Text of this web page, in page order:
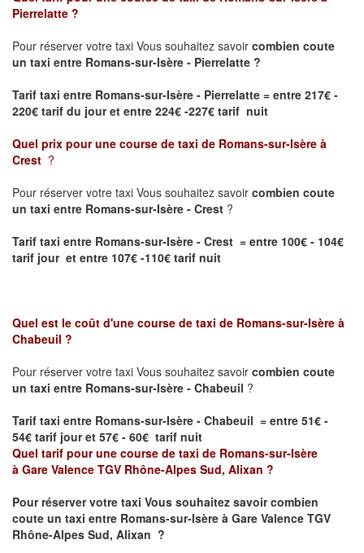
Pierrelatte ?
Pour réserver votre taxi Vous souhaitez savoir combien coute
un taxi entre Romans-sur-Isère - Pierrelatte ?
Tarif taxi entre Romans-sur-Isère - Pierrelatte = entre 217€ -
220€ tarif du jour et entre 224€ -227€ tarif nuit
Quel prix pour une course de taxi de Romans-sur-Isère à
Crest ?
Pour réserver votre taxi Vous souhaitez savoir combien coute
un taxi entre Romans-sur-Isère - Crest ?
Tarif taxi entre Romans-sur-Isère - Crest = entre 100€ - 104€
tarif jour et entre 107€ -110€ tarif nuit
Quel est le coût d'une course de taxi de Romans-sur-Isère à
Chabeuil ?
Pour réserver votre taxi Vous souhaitez savoir combien coute
un taxi entre Romans-sur-Isère - Chabeuil ?
Tarif taxi entre Romans-sur-Isère - Chabeuil = entre 51€ -
54€ tarif jour et 57€ - 60€ tarif nuit
Quel tarif pour une course de taxi de Romans-sur-Isère
à Gare Valence TGV Rhône-Alpes Sud, Alixan ?
Pour réserver votre taxi Vous souhaitez savoircombien
coute un taxi entre Romans-sur-Isère à Gare Valence TGV
Rhône-Alpes Sud, Alixan ?